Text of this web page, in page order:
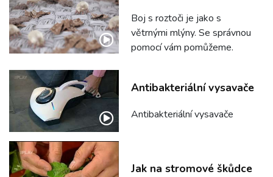
Boj s roztoči je jako s
větrnými mlýny. Se správnou
pomocí vám pomůžeme.
Antibakteriální vysavače
Antibakteriální vysavače
Jak na stromové škůdce